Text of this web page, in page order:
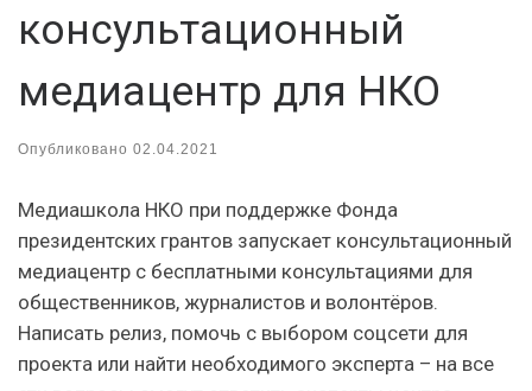
консультационный
медиацентр для НКО
Опубликовано 02.04.2021
Медиашкола НКО при поддержке Фонда
президентских грантов запускает консультационный
медиацентр с бесплатными консультациями для
общественников, журналистов и волонтёров.
Написать релиз, помочь с выбором соцсети для
проекта или найти необходимого эксперта – на все